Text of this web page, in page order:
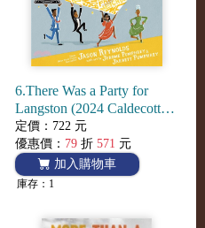
6.There Was a Party for
Langston (2024 Caldecott
Medal Honor)
定價：722 元
優惠價： 79 折 571 元
加入購物車
庫存：1